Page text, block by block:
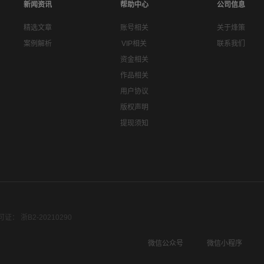
新闻资讯
精选文章
案例解析
帮助中心
账号相关
VIP相关
资金相关
作品相关
用户协议
版权声明
提现须知
公司信息
关于烽策
联系我们
证： 浙B2-20210290
微信公众号
微信小程序